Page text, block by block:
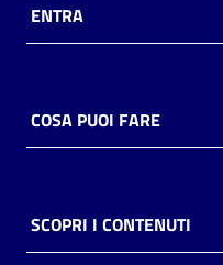
online
Piani
ENTRA
COSA PUOI FARE
SCOPRI I CONTENUTI